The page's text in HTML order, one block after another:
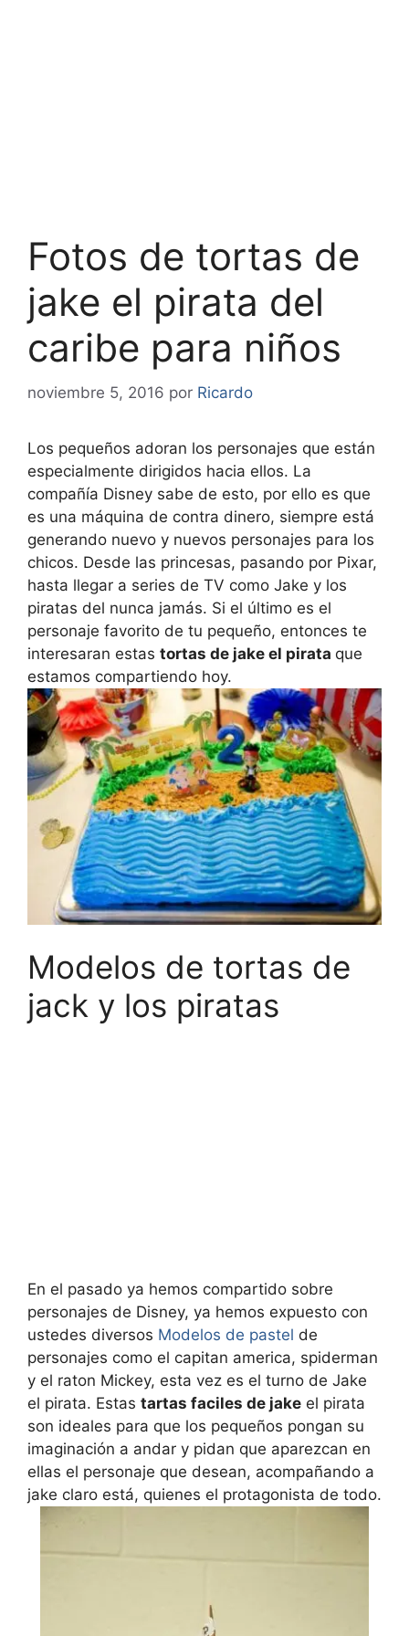
Fotos de tortas de
jake el pirata del
caribe para niños
noviembre 5, 2016 por Ricardo
Los pequeños adoran los personajes que están
especialmente dirigidos hacia ellos. La
compañía Disney sabe de esto, por ello es que
es una máquina de contra dinero, siempre está
generando nuevo y nuevos personajes para los
chicos. Desde las princesas, pasando por Pixar,
hasta llegar a series de TV como Jake y los
piratas del nunca jamás. Si el último es el
personaje favorito de tu pequeño, entonces te
interesaran estas tortas de jake el pirata que
estamos compartiendo hoy.
Modelos de tortas de
jack y los piratas
En el pasado ya hemos compartido sobre
personajes de Disney, ya hemos expuesto con
ustedes diversos Modelos de pastel de
personajes como el capitan america, spiderman
y el raton Mickey, esta vez es el turno de Jake
el pirata. Estas tartas faciles de jake el pirata
son ideales para que los pequeños pongan su
imaginación a andar y pidan que aparezcan en
ellas el personaje que desean, acompañando a
jake claro está, quienes el protagonista de todo.